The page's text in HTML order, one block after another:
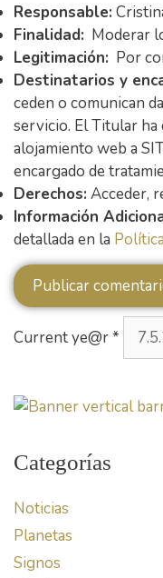
Responsable:
Finalidad: Moderar
Legitimación: Por
Destinatarios y
ceden o comunican
servicio. El Titular
alojamiento web a
encargado de
Derechos: Acceder,
Información
detallada en la
Current ye@r*
Categorías
Noticias
Planetas
Signos